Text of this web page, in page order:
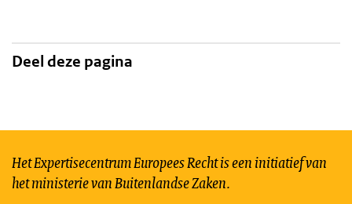
Deel deze pagina
Het Expertisecentrum Europees Recht is een initiatief van
het ministerie van Buitenlandse Zaken.